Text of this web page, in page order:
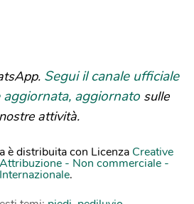
Segui il canale ufficiale
aggiornato sulle
attività.
è distribuita con Licenza Creative
- Non commerciale -
.